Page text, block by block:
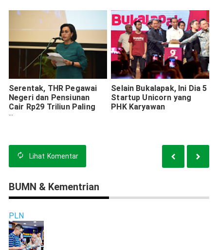
Serentak, THR Pegawai
Negeri dan Pensiunan
Cair Rp29 Triliun Paling
Lambat 15 Mei
Selain Bukalapak, Ini Dia 5
Startup Unicorn yang
PHK Karyawan
Lihat Komentar
BUMN & Kementrian
PLN